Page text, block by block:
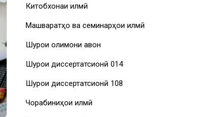
Китобхонаи илмӣ
Машваратҳо ва семинарҳои илмӣ
Шурои олимони ҷавон
Шурои диссертатсионӣ 014
Шурои диссертатсионӣ 108
Чорабиниҳои илмӣ